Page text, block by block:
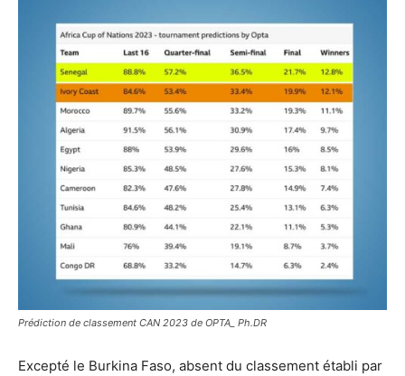
Prédiction de classement CAN 2023 de OPTA_ Ph.DR
Excepté le Burkina Faso, absent du classement établi par